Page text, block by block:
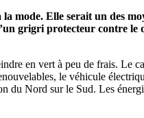
la mode. Elle serait un des
grigri protecteur contre
en vert à peu de frais. Le
le véhicule
Nord sur le Sud. Les